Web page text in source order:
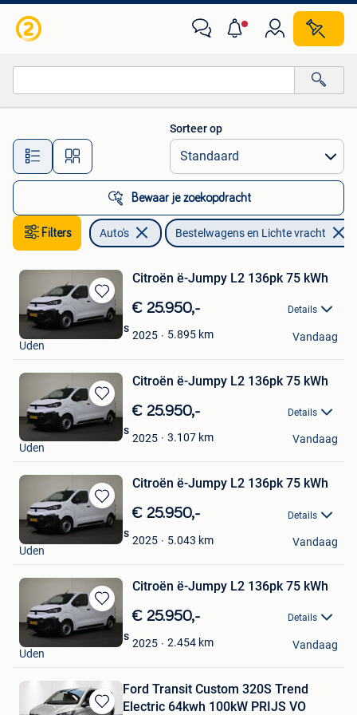
Alle afstanden…
Sorteer op
Bewaar je zoekopdracht
Filters Auto's Bestelwagens en Lichte vracht
Bewaren
in
Citroën ë-Jumpy L2 136pk 75 kWh
€ 25.950,- Details
2025 5.895 km
Derks Bedrijfswagens
Uden
Vandaag
Bewaren
in
Citroën ë-Jumpy L2 136pk 75 kWh
€ 25.950,- Details
2025 3.107 km
Derks Bedrijfswagens
Uden
Vandaag
Bewaren
in
Citroën ë-Jumpy L2 136pk 75 kWh
€ 25.950,- Details
2025 5.043 km
Derks Bedrijfswagens
Uden
Vandaag
Bewaren
in
Citroën ë-Jumpy L2 136pk 75 kWh
€ 25.950,- Details
2025 2.454 km
Derks Bedrijfswagens
Uden
Vandaag
Ford Transit Custom 320S Trend
Electric 64kwh 100kW PRIJS VO